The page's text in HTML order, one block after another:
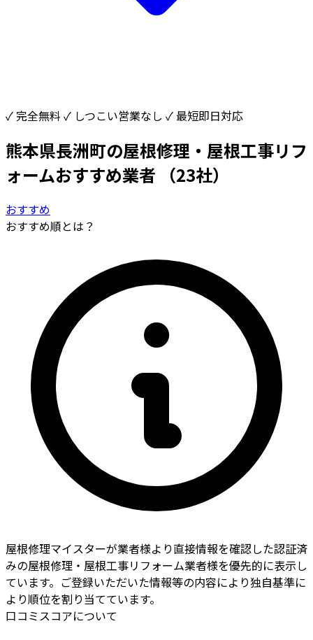
✓ 完全無料 ✓ しつこい営業なし ✓ 最短即日対応
熊本県長洲町の屋根修理・屋根工事リフ
ォームおすすめ業者
（23社）
おすすめ
おすすめ順とは？
屋根修理マイスターが業者様より直接情報を確認した認証済
みの屋根修理・屋根工事リフォーム業者様を優先的に表示し
ています。ご登録いただいた情報等の内容により独自基準に
より順位を割り当てています。
口コミスコアについて